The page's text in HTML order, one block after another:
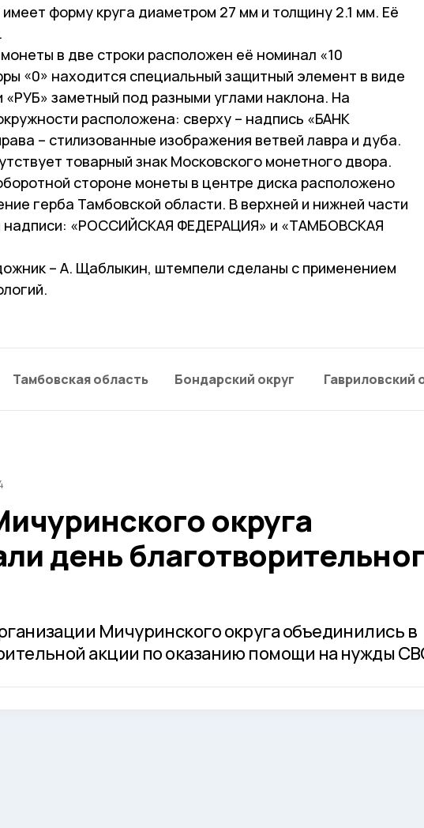
форму круга диаметром 27 мм и толщину 2.1 мм. Её
в две строки расположен её номинал «10
«0» находится специальный защитный элемент в виде
«РУБ» заметный под разными углами наклона. На
расположена: сверху – надпись «БАНК
– стилизованные изображения ветвей лавра и дуба.
товарный знак Московского монетного двора.
стороне монеты в центре диска расположено
герба Тамбовской области. В верхней и нижней части
надписи: «РОССИЙСКАЯ ФЕДЕРАЦИЯ» и «ТАМБОВСКАЯ
– А. Щаблыкин, штемпели сделаны с применением
Тамбовская область Бондарский округ Гавриловский
округа
день
Мичуринского округа объединились в
акции по оказанию помощи на нужды